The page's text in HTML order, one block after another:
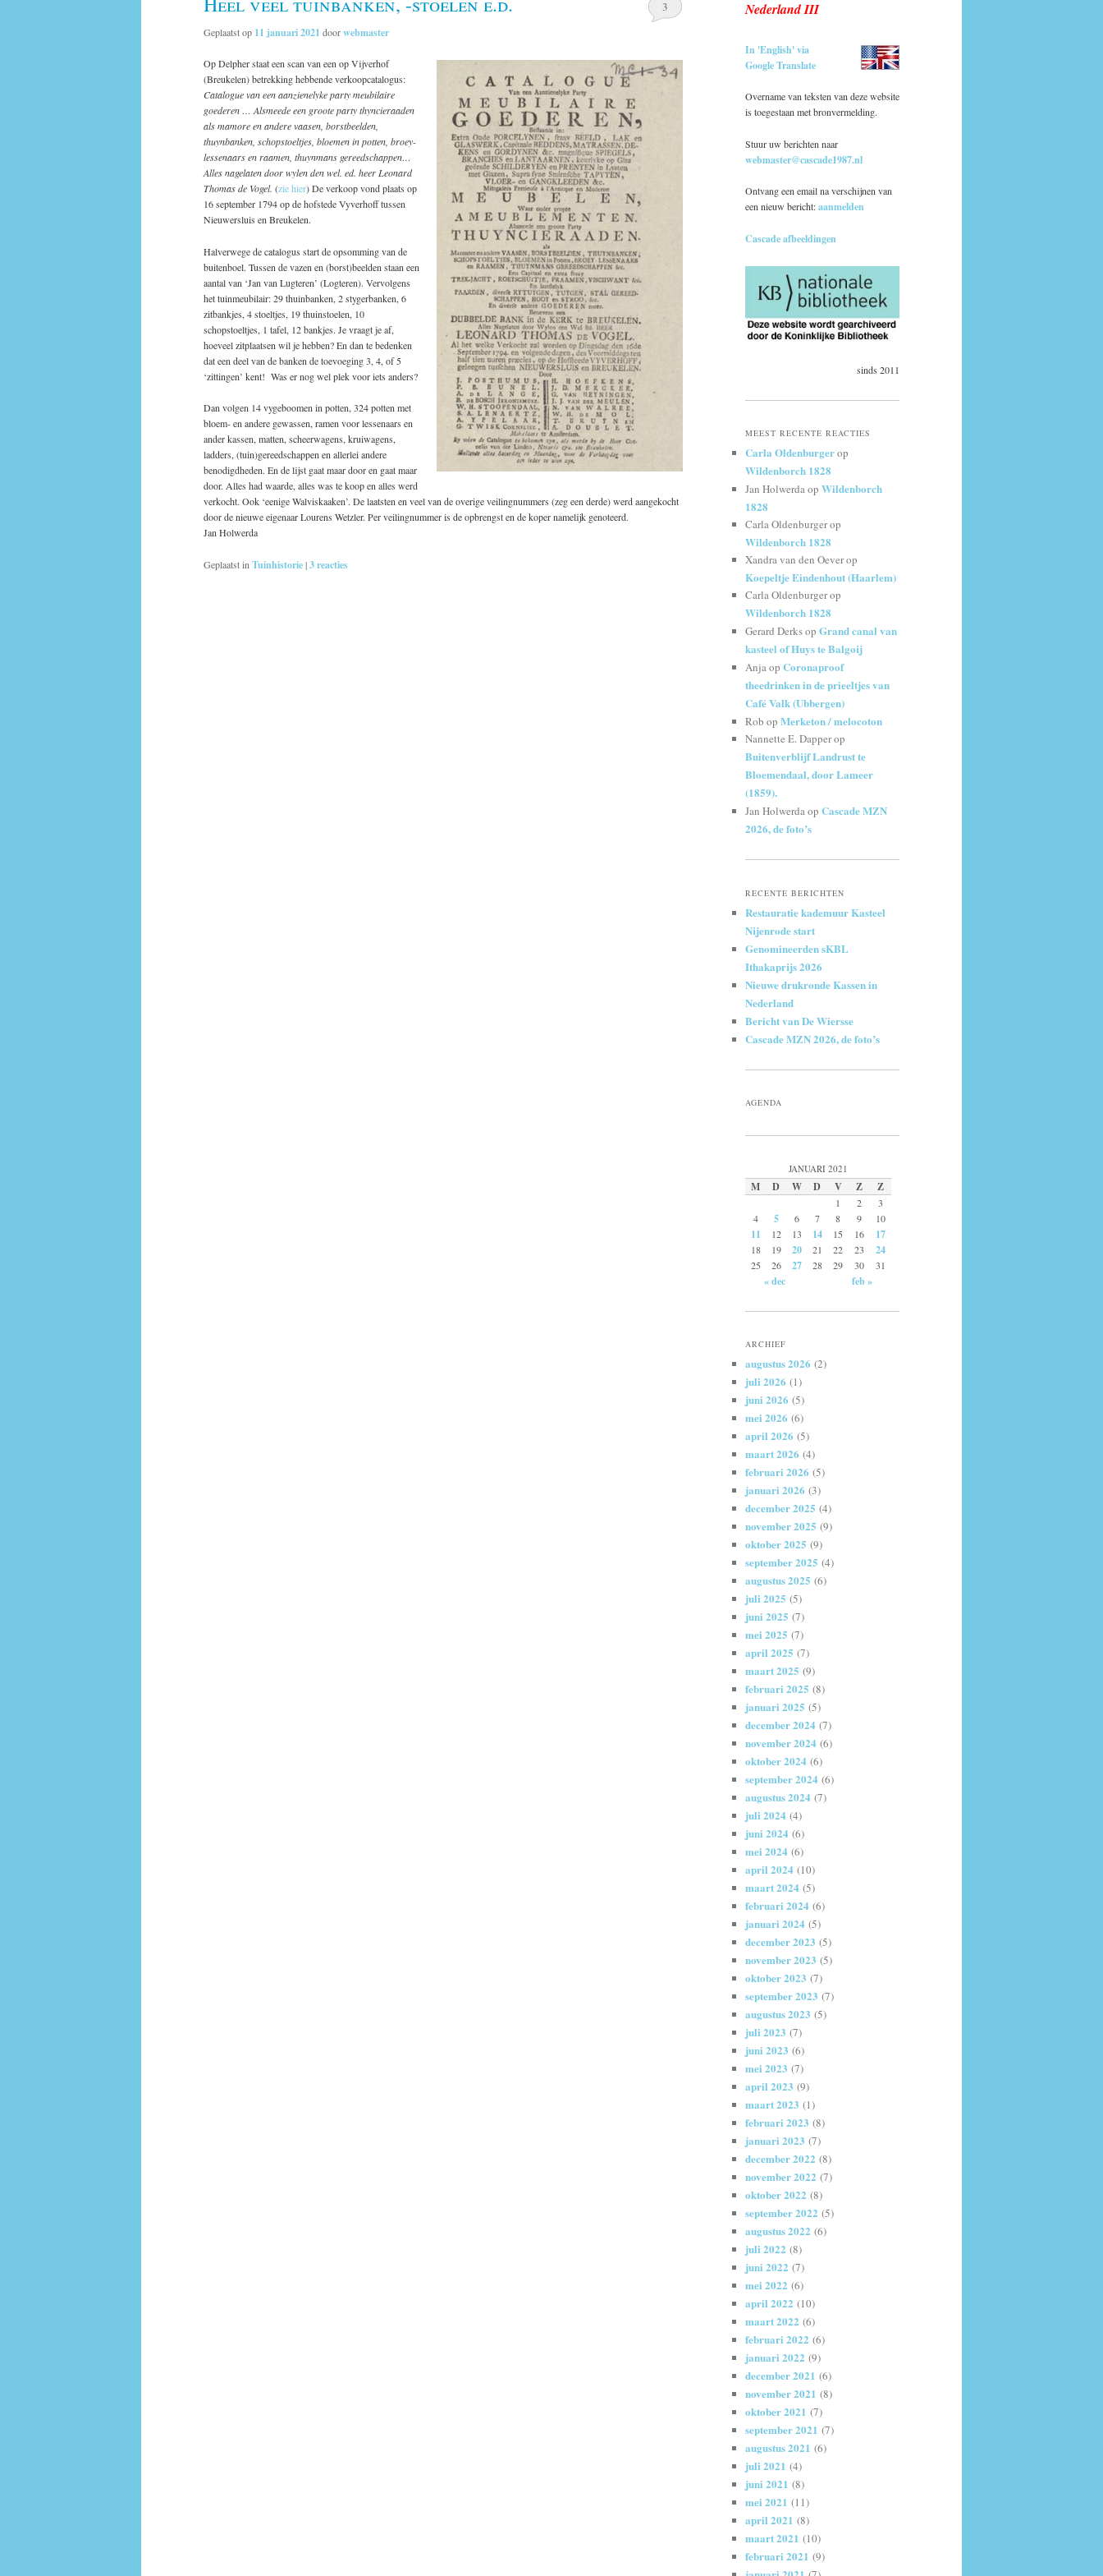
Geplaatst op 11 januari 2021 doorwebmaster
3
Op Delpher staat een scan van een op Vijverhof
(Breukelen) betrekking hebbende verkoopcatalogus:
Catalogue van een aanzienelyke party meubilaire
goederen … Alsmeede een groote party thyncieraaden
als mamore en andere vaasen, borstbeelden,
thuynbanken, schopstoeltjes, bloemen in potten, broey-
lessenaars en raamen, thuynmans gereedschappen…
Alles nagelaten door wylen den wel. ed. heer Leonard
Thomas de Vogel. (zie hier) De verkoop vond plaats op
16 september 1794 op de hofstede Vyverhoff tussen
Nieuwersluis en Breukelen.
Halverwege de catalogus start de opsomming van de
buitenboel. Tussen de vazen en (borst)beelden staan een
aantal van ‘Jan van Lugteren’ (Logteren). Vervolgens
het tuinmeubilair: 29 thuinbanken, 2 stygerbanken, 6
zitbankjes, 4 stoeltjes, 19 thuinstoelen, 10
schopstoeltjes, 1 tafel, 12 bankjes. Je vraagt je af,
hoeveel zitplaatsen wil je hebben? En dan te bedenken
dat een deel van de banken de toevoeging 3, 4, of 5
‘zittingen’ kent! Was er nog wel plek voor iets anders?
Dan volgen 14 vygeboomen in potten, 324 potten met
bloem- en andere gewassen, ramen voor lessenaars en
ander kassen, matten, scheerwagens, kruiwagens,
ladders, (tuin)gereedschappen en allerlei andere
benodigdheden. En de lijst gaat maar door en gaat maar
door. Alles had waarde, alles was te koop en alles werd
verkocht. Ook ‘eenige Walviskaaken’. De laatsten en veel van de overige veilingnummers (zeg een derde) werd aangekocht
door de nieuwe eigenaar Lourens Wetzler. Per veilingnummer is de opbrengst en de koper namelijk genoteerd.
Jan Holwerda
Geplaatst in Tuinhistorie|3reacties
Nederland III
In 'English' via
Google Translate
Overname van teksten van deze website
is toegestaan met bronvermelding.
Stuur uw berichten naar
webmaster@cascade1987.nl
Ontvang een email na verschijnen van
een nieuw bericht:aanmelden
Cascade afbeeldingen
sinds 2011
MEEST RECENTE REACTIES
Carla Oldenburgerop
Wildenborch 1828
Jan Holwerdaop Wildenborch
1828
Carla Oldenburgerop
Wildenborch 1828
Xandra van den Oeverop
Koepeltje Eindenhout (Haarlem)
Carla Oldenburgerop
Wildenborch 1828
Gerard Derksop Grand canal van
kasteel of Huys te Balgoij
Anjaop Coronaproof
theedrinken in de prieeltjes van
Café Valk (Ubbergen)
Rob op Merketon / melocoton
Nannette E. Dapperop
Buitenverblijf Landrust te
Bloemendaal, door Lameer
(1859).
Jan Holwerdaop Cascade MZN
2026, de foto’s
RECENTE BERICHTEN
Restauratie kademuur Kasteel
Nijenrode start
Genomineerden sKBL
Ithakaprijs 2026
Nieuwe drukronde Kassen in
Nederland
Bericht van De Wiersse
Cascade MZN 2026, de foto’s
AGENDA
JANUARI 2021
M D W D V Z Z
1 2
3
4
5 6 7 8 9 10
11 12 13 14 15 16 17
18 19 20 21 22 23 24
25 26 27 28 29 30 31
« dec feb »
ARCHIEF
augustus 2026 (2)
juli 2026 (1)
juni 2026 (5)
mei 2026 (6)
april 2026 (5)
maart 2026 (4)
februari 2026 (5)
januari 2026 (3)
december 2025 (4)
november 2025 (9)
oktober 2025 (9)
september 2025 (4)
augustus 2025 (6)
juli 2025 (5)
juni 2025 (7)
mei 2025 (7)
april 2025 (7)
maart 2025 (9)
februari 2025 (8)
januari 2025 (5)
december 2024 (7)
november 2024 (6)
oktober 2024 (6)
september 2024 (6)
augustus 2024 (7)
juli 2024 (4)
juni 2024 (6)
mei 2024 (6)
april 2024 (10)
maart 2024 (5)
februari 2024 (6)
januari 2024 (5)
december 2023 (5)
november 2023 (5)
oktober 2023 (7)
september 2023 (7)
augustus 2023 (5)
juli 2023 (7)
juni 2023 (6)
mei 2023 (7)
april 2023 (9)
maart 2023 (1)
februari 2023 (8)
januari 2023 (7)
december 2022 (8)
november 2022 (7)
oktober 2022 (8)
september 2022 (5)
augustus 2022 (6)
juli 2022 (8)
juni 2022 (7)
mei 2022 (6)
april 2022 (10)
maart 2022 (6)
februari 2022 (6)
januari 2022 (9)
december 2021 (6)
november 2021 (8)
oktober 2021 (7)
september 2021 (7)
augustus 2021 (6)
juli 2021 (4)
juni 2021 (8)
mei 2021 (11)
april 2021 (8)
maart 2021 (10)
februari 2021 (9)